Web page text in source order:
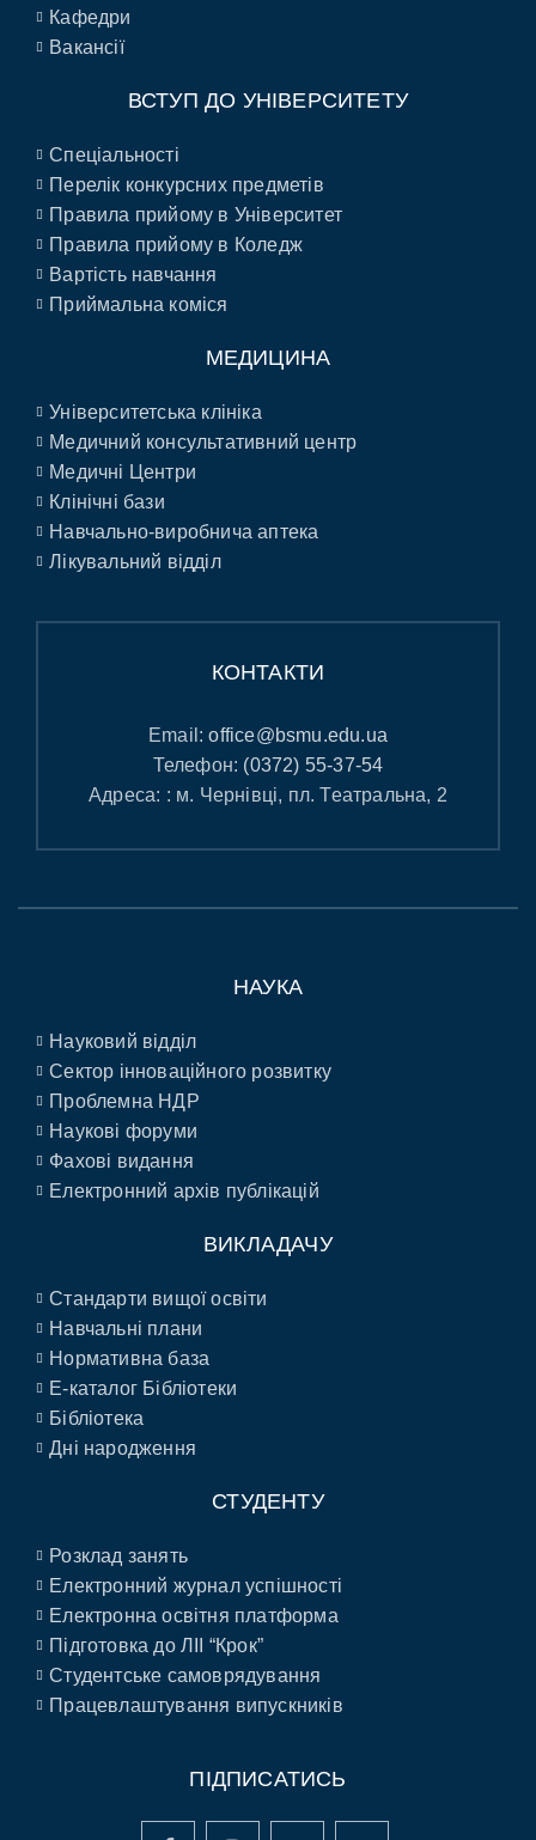
Кафедри
Вакансії
ВСТУП ДО УНІВЕРСИТЕТУ
Спеціальності
Перелік конкурсних предметів
Правила прийому в Університет
Правила прийому в Коледж
Вартість навчання
Приймальна коміся
МЕДИЦИНА
Університетська клініка
Медичний консультативний центр
Медичні Центри
Клінічні бази
Навчально-виробнича аптека
Лікувальний відділ
КОНТАКТИ
Email:office@bsmu.edu.ua
Телефон: (0372) 55-37-54
Адреса: : м. Чернівці, пл. Театральна, 2
НАУКА
Науковий відділ
Сектор інноваційного розвитку
Проблемна НДР
Наукові форуми
Фахові видання
Електронний архів публікацій
ВИКЛАДАЧУ
Стандарти вищої освіти
Навчальні плани
Нормативна база
E-каталог Бібліотеки
Бібліотека
Дні народження
СТУДЕНТУ
Розклад занять
Електронний журнал успішності
Електронна освітня платформа
Підготовка до ЛІІ “Крок”
Студентське самоврядування
Працевлаштування випускників
ПІДПИСАТИСЬ